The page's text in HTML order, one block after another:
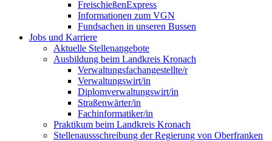
FreischießenExpress
Informationen zum VGN
Fundsachen in unseren Bussen
Jobs und Karriere
Aktuelle Stellenangebote
Ausbildung beim Landkreis Kronach
Verwaltungsfachangestellte/r
Verwaltungswirt/in
Diplomverwaltungswirt/in
Straßenwärter/in
Fachinformatiker/in
Praktikum beim Landkreis Kronach
Stellenaussschreibung der Regierung von Oberfranken